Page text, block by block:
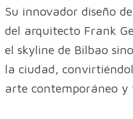
Su innovador diseño
del arquitecto Frank
el skyline de Bilbao
la ciudad,
arte contemporáneo